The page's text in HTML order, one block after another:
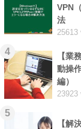
VPN
法
25613
4
【業
動操
編）
23923
5
【解